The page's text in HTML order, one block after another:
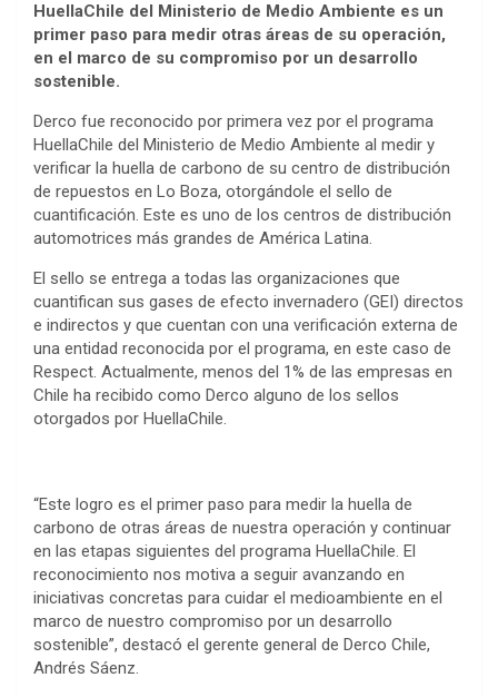
HuellaChile del Ministerio de Medio Ambiente es un
primer paso para medir otras áreas de su operación,
en el marco de su compromiso por un desarrollo
sostenible.
Derco fue reconocido por primera vez por el programa
HuellaChile del Ministerio de Medio Ambiente al medir y
verificar la huella de carbono de su centro de distribución
de repuestos en Lo Boza, otorgándole el sello de
cuantificación. Este es uno de los centros de distribución
automotrices más grandes de América Latina.
El sello se entrega a todas las organizaciones que
cuantifican sus gases de efecto invernadero (GEI) directos
e indirectos y que cuentan con una verificación externa de
una entidad reconocida por el programa, en este caso de
Respect. Actualmente, menos del 1% de las empresas en
Chile ha recibido como Derco alguno de los sellos
otorgados por HuellaChile.
“Este logro es el primer paso para medir la huella de
carbono de otras áreas de nuestra operación y continuar
en las etapas siguientes del programa HuellaChile. El
reconocimiento nos motiva a seguir avanzando en
iniciativas concretas para cuidar el medioambiente en el
marco de nuestro compromiso por un desarrollo
sostenible”, destacó el gerente general de Derco Chile,
Andrés Sáenz.